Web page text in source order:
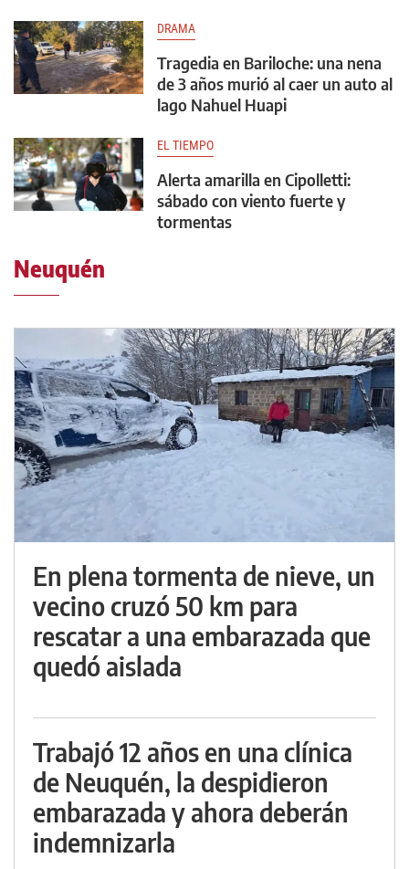
DRAMA
Tragedia en Bariloche: una nena
de 3 años murió al caer un auto al
lago Nahuel Huapi
EL TIEMPO
Alerta amarilla en Cipolletti:
sábado con viento fuerte y
tormentas
Neuquén
En plena tormenta de nieve, un
vecino cruzó 50 km para
rescatar a una embarazada que
quedó aislada
Trabajó 12 años en una clínica
de Neuquén, la despidieron
embarazada y ahora deberán
indemnizarla